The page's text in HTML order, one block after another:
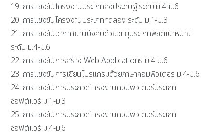
19. การแข่งขันโครงงานประเภทสิ่งประดิษฐ์ ระดับ ม.4-ม.6
20. การแข่งขันโครงงานประเภททดลอง ระดับ ม.1-ม.3
21. การแข่งขันอากาศยานบังคับด้วยวิทยุประเภทพิชิตเป้าหมาย
ระดับ ม.4-ม.6
22. การแข่งขันการสร้าง Web Applications ม.4-ม.6
23. การแข่งขันการเขียนโปรแกรมด้วยภาษาคอมพิวเตอร์ ม.4-ม.6
24. การแข่งขันการประกวดโครงงานคอมพิวเตอร์ประเภท
ซอฟต์แวร์ ม.1-ม.3
25. การแข่งขันการประกวดโครงงานคอมพิวเตอร์ประเภท
ซอฟต์แวร์ ม.4-ม.6